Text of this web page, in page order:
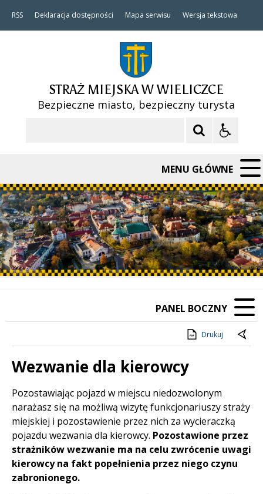
RSS Deklaracja dostępności Mapa serwisu Wersja tekstowa
STRAŻ MIEJSKA W WIELICZCE
Bezpieczne miasto, bezpieczny turysta
MENU GŁÓWNE
PANEL BOCZNY
Drukuj
Wezwanie dla kierowcy
Treść
Pozostawiając pojazd w miejscu niedozwolonym
narażasz się na możliwą wizytę funkcjonariuszy straży
miejskiej i pozostawienie przez nich za wycieraczką
pojazdu wezwania dla kierowcy. Pozostawione przez
strażników wezwanie ma na celu zwrócenie uwagi
kierowcy na fakt popełnienia przez niego czynu
zabronionego.